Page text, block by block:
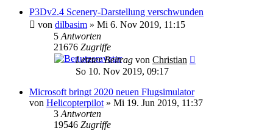
P3Dv2.4 Scenery-Darstellung verschwunden
von dilbasim » Mi 6. Nov 2019, 11:15
5 Antworten
21676 Zugriffe
Letzter Beitrag von Christian
So 10. Nov 2019, 09:17
Microsoft bringt 2020 neuen Flugsimulator
von Helicopterpilot » Mi 19. Jun 2019, 11:37
3 Antworten
19546 Zugriffe